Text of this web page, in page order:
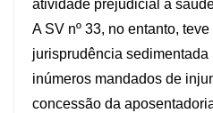
atividade prejudicial à
A SV nº 33, no entanto,
jurisprudência
inúmeros mandados de
concessão da